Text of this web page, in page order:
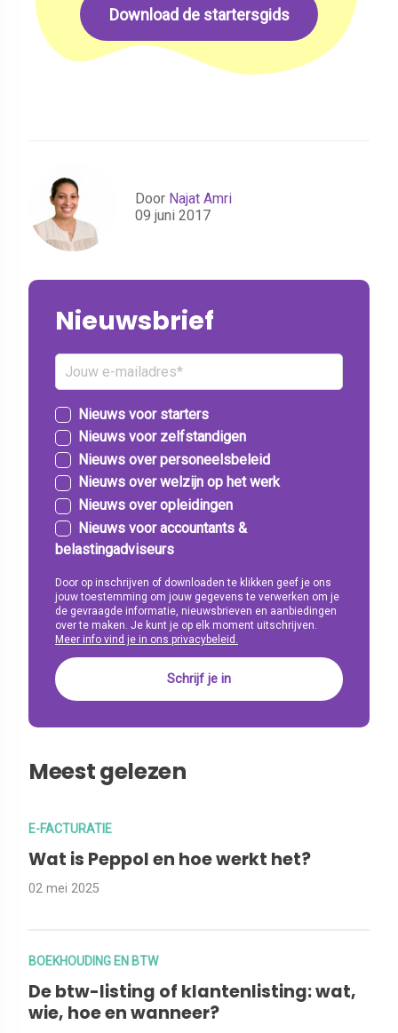
Download de startersgids
Door Najat Amri
09 juni 2017
Nieuwsbrief
Nieuws voor starters
Nieuws voor zelfstandigen
Nieuws over personeelsbeleid
Nieuws over welzijn op het werk
Nieuws over opleidingen
Nieuws voor accountants &
belastingadviseurs
Door op inschrijven of downloaden te klikken geef je ons
jouw toestemming om jouw gegevens te verwerken om je
de gevraagde informatie, nieuwsbrieven en aanbiedingen
over te maken. Je kunt je op elk moment uitschrijven.
Meer info vind je in ons privacybeleid.
Meest gelezen
E-FACTURATIE
Wat is Peppol en hoe werkt het?
02 mei 2025
BOEKHOUDING EN BTW
De btw-listing of klantenlisting: wat,
wie, hoe en wanneer?